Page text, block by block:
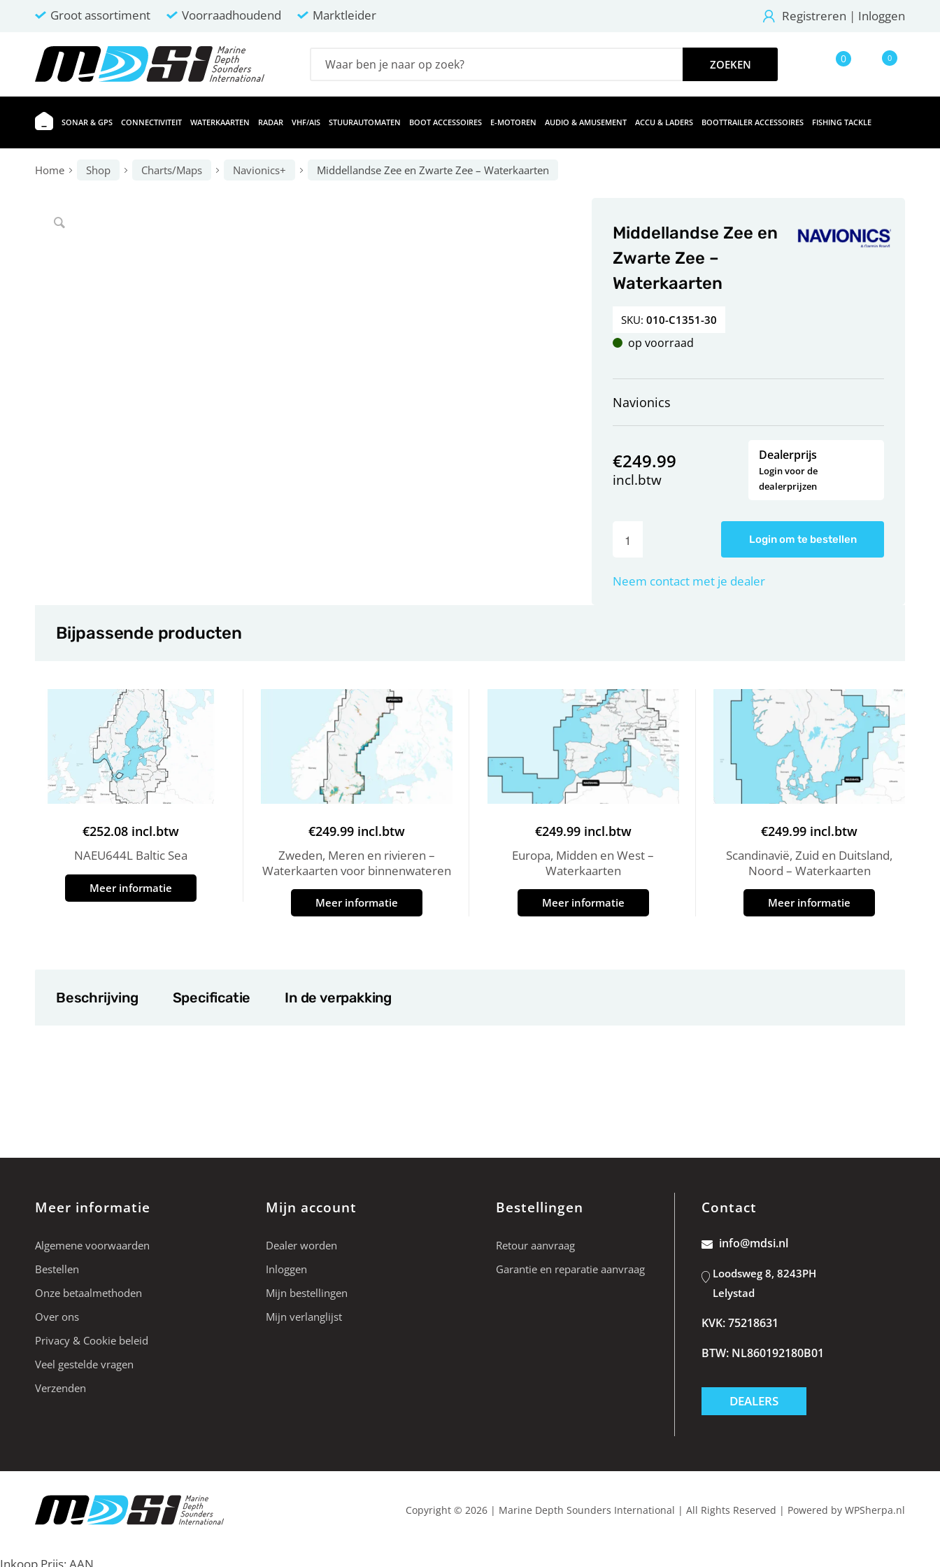
Groot assortiment Voorraadhoudend Marktleider Registreren | Inloggen
0 0
SONAR & GPS CONNECTIVITEIT WATERKAARTEN RADAR VHF/AIS STUURAUTOMATEN BOOT ACCESSOIRES E-MOTOREN AUDIO & AMUSEMENT ACCU & LADERS BOOTTRAILER ACCESSOIRES FISHING TACKLE
Home Shop Charts/Maps Navionics+ Middellandse Zee en Zwarte Zee – Waterkaarten
Middellandse Zee en
Zwarte Zee –
Waterkaarten
SKU:010-C1351-30
op voorraad
Navionics
€249.99
incl.btw
Dealerprijs
Login voor de
dealerprijzen
Login om te bestellen
Neem contact met je dealer
Bijpassende producten
€252.08 incl.btw
NAEU644L Baltic Sea
Meer informatie
€249.99 incl.btw
Zweden, Meren en rivieren –
Waterkaarten voor binnenwateren
Meer informatie
€249.99 incl.btw
Europa, Midden en West –
Waterkaarten
Meer informatie
€249.99 incl.btw
Scandinavië, Zuid en Duitsland,
Noord – Waterkaarten
Meer informatie
Beschrijving Specificatie In de verpakking
Meer informatie
Algemene voorwaarden
Bestellen
Onze betaalmethoden
Over ons
Privacy & Cookie beleid
Veel gestelde vragen
Verzenden
Mijn account
Dealer worden
Inloggen
Mijn bestellingen
Mijn verlanglijst
Bestellingen
Retour aanvraag
Garantie en reparatie aanvraag
Contact
info@mdsi.nl
Loodsweg 8, 8243PH
Lelystad
KVK: 75218631
BTW: NL860192180B01
DEALERS
Copyright © 2026 | Marine Depth Sounders International | All Rights Reserved | Powered by WPSherpa.nl